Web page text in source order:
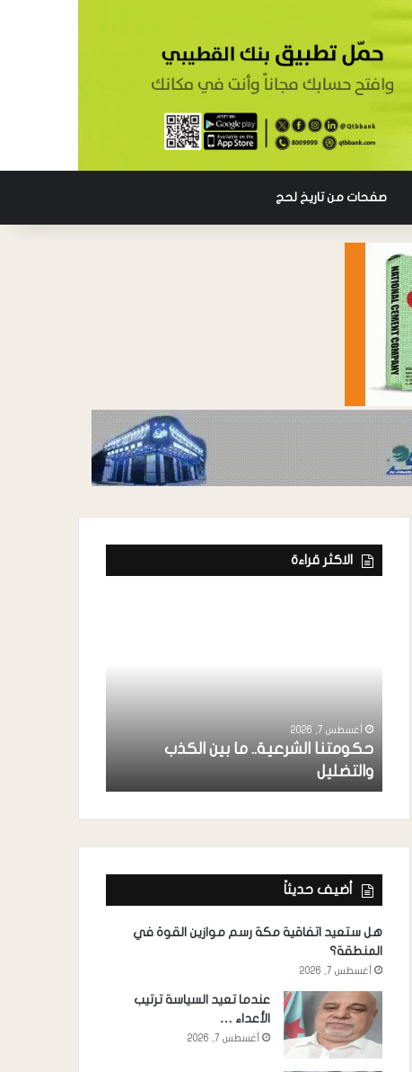
صفحات من تاريخ لحج
الاكثر قراءة
أغسطس 7, 2026
حكومتنا الشرعية.. ما بين الكذب
والتضليل
أضيف حديثاً
هل ستعيد اتفاقية مكة رسم موازين القوة في
المنطقة؟
أغسطس 7, 2026
عندما تعيد السياسة ترتيب
الأعداء …
أغسطس 7, 2026